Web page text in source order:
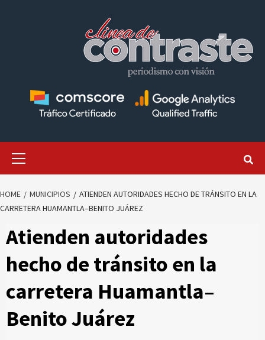
HOME MUNICIPIOS
ATIENDEN AUTORIDADES HECHO DE TRÁNSITO EN LA
CARRETERA HUAMANTLA–BENITO JUÁREZ
Atienden autoridades
hecho de tránsito en la
carretera Huamantla–
Benito Juárez